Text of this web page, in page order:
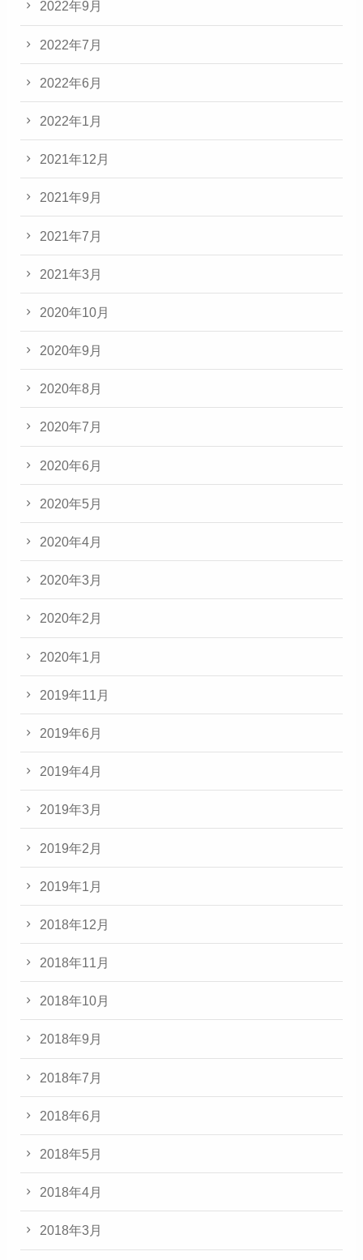
2022年9月
2022年7月
2022年6月
2022年1月
2021年12月
2021年9月
2021年7月
2021年3月
2020年10月
2020年9月
2020年8月
2020年7月
2020年6月
2020年5月
2020年4月
2020年3月
2020年2月
2020年1月
2019年11月
2019年6月
2019年4月
2019年3月
2019年2月
2019年1月
2018年12月
2018年11月
2018年10月
2018年9月
2018年7月
2018年6月
2018年5月
2018年4月
2018年3月